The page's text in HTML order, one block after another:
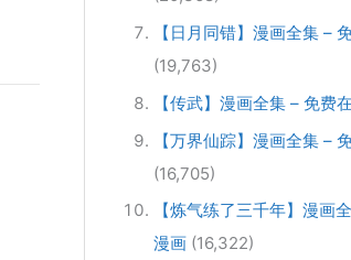
【日月同错】漫画全集 –
(19,763)
【传武】漫画全集 – 免费
【万界仙踪】漫画全集 –
(16,705)
【炼气练了三千年】漫画
漫画 (16,322)